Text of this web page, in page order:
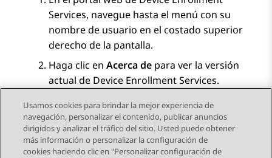
Services, navegue hasta el menú con su
nombre de usuario en el costado superior
derecho de la pantalla.
Haga clic en Acerca de para ver la versión
actual de Device Enrollment Services.
Send Feedback
Usamos cookies para brindar la mejor experiencia de
navegación, personalizar el contenido, publicar anuncios
dirigidos y analizar el tráfico del sitio. Usted puede obtener
más información o personalizar la configuración de
cookies haciendo clic en "Personalizar configuración de